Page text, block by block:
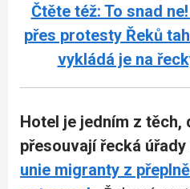
Čtěte též: To snad
přes protesty Řeků
vykládá je na
Hotel je jedním z těch,
přesouvají řecká úřady
unie migranty z